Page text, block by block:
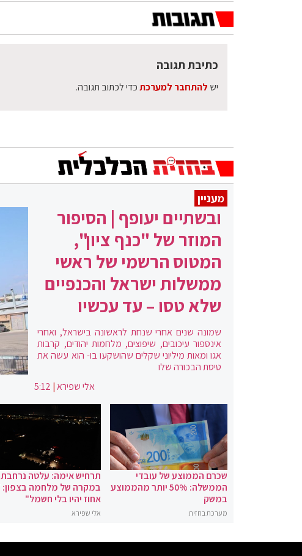
כתיבת תגובה
יש להתחבר למערכתכדי לכתוב תגובה.
מעניין
ובשתיים יעופף | הסיפור
המוזר של "כנף ציון",
המטוס הרשמי של ראשי
ממשלות ישראל והכנפיים
שלא טסו – עד עכשיו
שמונה שנים אחרי שנחת לראשונה בישראל, ואחרי
אינספור עיכובים, שיפוצים, מלחמות יהודים, קרבות
אגו ומאות מיליוני שקלים שהושקעו בו- הוא עשה את
טיסת הבכורה שלו
אלי שפירא|
5:12
שכרם הממוצע של עובדי
הממשלה: 50% יותר מהממוצע
במשק
מערכת בחזית
תרחיש אימה: עלטה נרחבת
אחוז יהיו בלי חשמל"
אלי שפירא